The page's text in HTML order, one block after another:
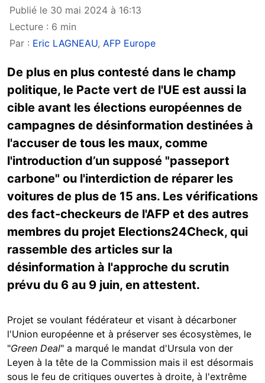
Publié le 30 mai 2024 à 16:13
Lecture : 6 min
Par : Eric LAGNEAU, AFP Europe
De plus en plus contesté dans le champ
politique, le Pacte vert de l'UE est aussi la
cible avant les élections européennes de
campagnes de désinformation destinées à
l'accuser de tous les maux, comme
l'introduction d’un supposé "passeport
carbone" ou l'interdiction de réparer les
voitures de plus de 15 ans. Les vérifications
des fact-checkeurs de l'AFP et des autres
membres du projet Elections24Check, qui
rassemble des articles sur la
désinformation à l'approche du scrutin
prévu du 6 au 9 juin, en attestent.
Projet se voulant fédérateur et visant à décarboner
l'Union européenne et à préserver ses écosystèmes, le
"Green Deal" a marqué le mandat d'Ursula von der
Leyen à la tête de la Commission mais il est désormais
sous le feu de critiques ouvertes à droite, à l'extrême